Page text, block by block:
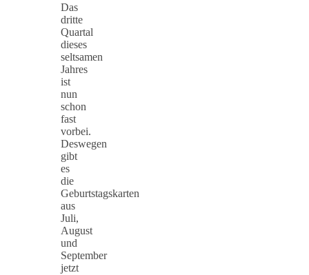
Das
dritte
Quartal
dieses
seltsamen
Jahres
ist
nun
schon
fast
vorbei.
Deswegen
gibt
es
die
Geburtstagskarten
aus
Juli,
August
und
September
jetzt